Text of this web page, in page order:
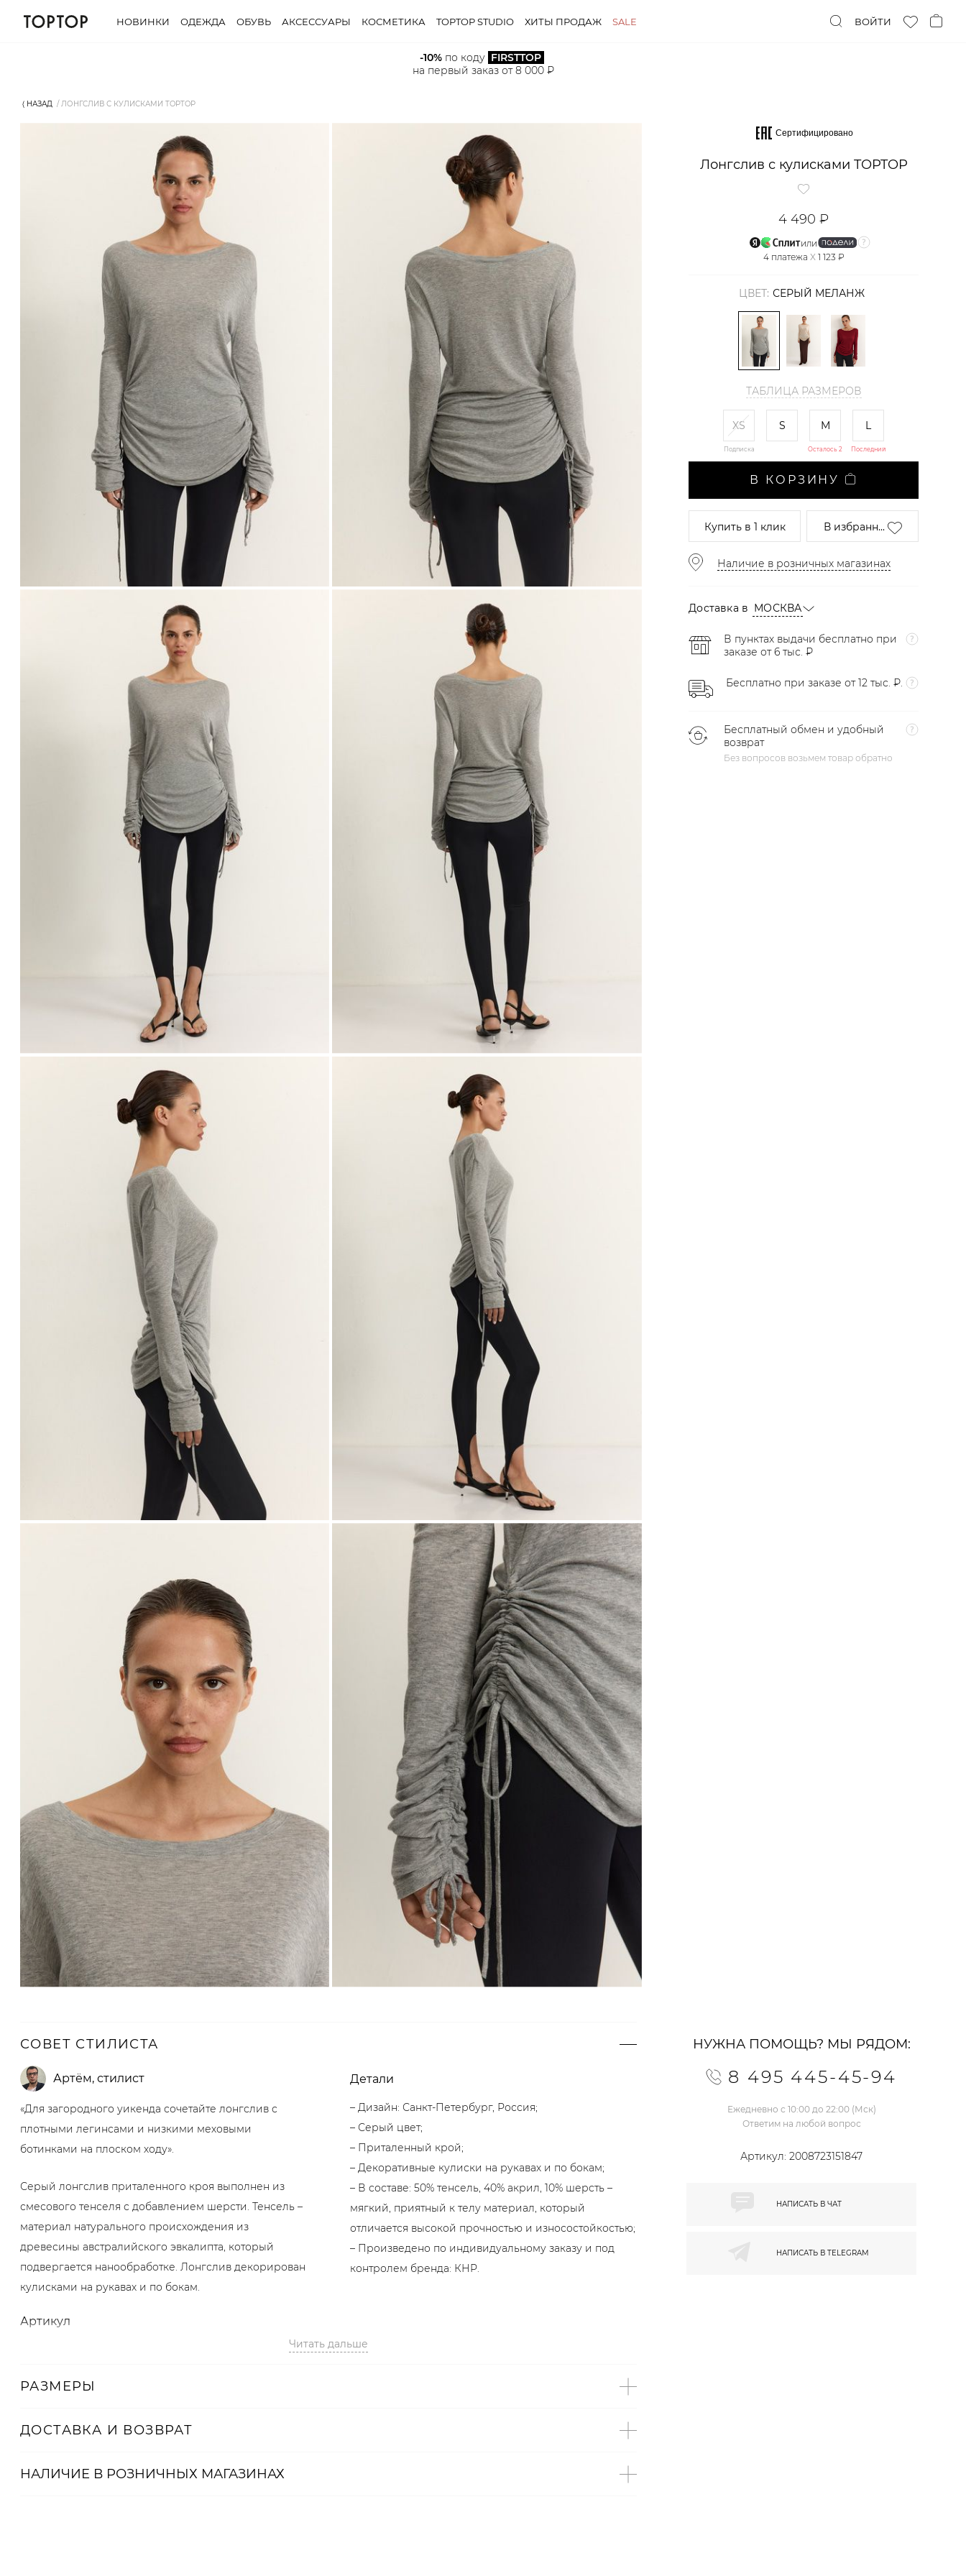
НОВИНКИ ОДЕЖДА ОБУВЬ АКСЕССУАРЫ КОСМЕТИКА TOPTOP STUDIO ХИТЫ ПРОДАЖ SALE ВОЙТИ
-10% по коду FIRSTTOP
на первый заказ от 8 000 ₽
⟨ НАЗАД ЛОНГСЛИВ С КУЛИСКАМИ TOPTOP
Сертифицировано
Лонгслив с кулисками TOPTOP
4 490 ₽
или
4 платежа X 1 123 ₽
ЦВЕТ: СЕРЫЙ МЕЛАНЖ
ТАБЛИЦА РАЗМЕРОВ
XS
Подписка
S M
Осталось 2
L
Последний
В КОРЗИНУ
Купитьв 1 клик В избранн...
Наличие в розничных магазинах
Доставка в МОСКВА
В пунктах выдачи бесплатно при
заказе от 6 тыс. ₽
Бесплатно при заказе от 12 тыс. ₽.
Бесплатный обмен и удобный
возврат
Без вопросов возьмем товар обратно
СОВЕТ СТИЛИСТА
Артём, стилист
«Для загородного уикенда сочетайте лонгслив с
плотными легинсами и низкими меховыми
ботинками на плоском ходу».
Серый лонгслив приталенного кроя выполнен из
смесового тенселя с добавлением шерсти. Тенсель –
материал натурального происхождения из
древесины австралийского эвкалипта, который
подвергается нанообработке. Лонгслив декорирован
кулисками на рукавах и по бокам.
Артикул
Детали
– Дизайн: Санкт-Петербург, Россия;
– Серый цвет;
– Приталенный крой;
– Декоративные кулиски на рукавах и по бокам;
– В составе: 50% тенсель, 40% акрил, 10% шерсть –
мягкий, приятный к телу материал, который
отличается высокой прочностью и износостойкостью;
– Произведено по индивидуальному заказу и под
контролем бренда: КНР.
Читать дальше
РАЗМЕРЫ
ДОСТАВКА И ВОЗВРАТ
НАЛИЧИЕ В РОЗНИЧНЫХ МАГАЗИНАХ
НУЖНА ПОМОЩЬ? МЫ РЯДОМ:
8 495 445-45-94
Ежедневно с 10:00 до 22:00 (Мск)
Ответим на любой вопрос
Артикул:2008723151847
НАПИСАТЬ В ЧАТ
НАПИСАТЬ В TELEGRAM